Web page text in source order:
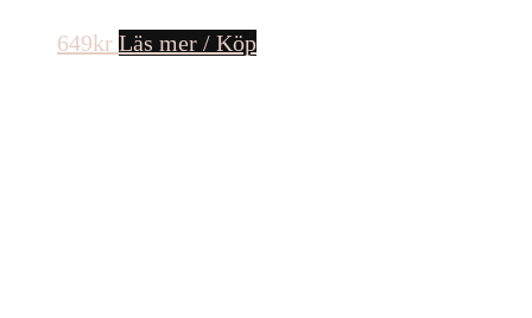
649kr Läs mer / Köp